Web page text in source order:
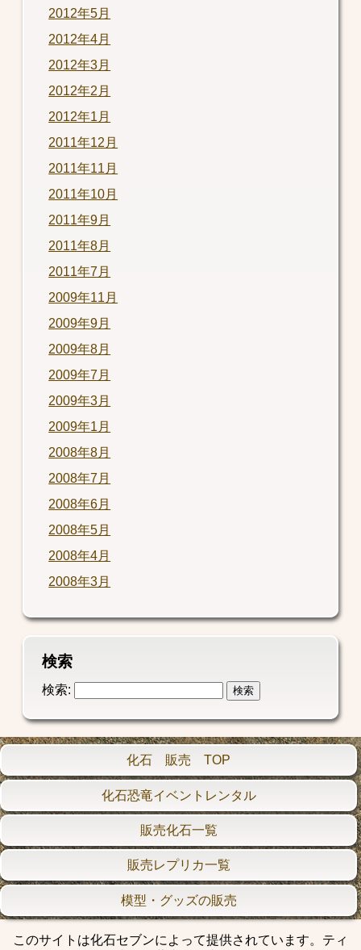
2012年5月
2012年4月
2012年3月
2012年2月
2012年1月
2011年12月
2011年11月
2011年10月
2011年9月
2011年8月
2011年7月
2009年11月
2009年9月
2009年8月
2009年7月
2009年3月
2009年1月
2008年8月
2008年7月
2008年6月
2008年5月
2008年4月
2008年3月
検索
検索:
化石 販売 TOP
化石恐竜イベントレンタル
販売化石一覧
販売レプリカ一覧
模型・グッズの販売
このサイトは化石セブンによって提供されています。ティ